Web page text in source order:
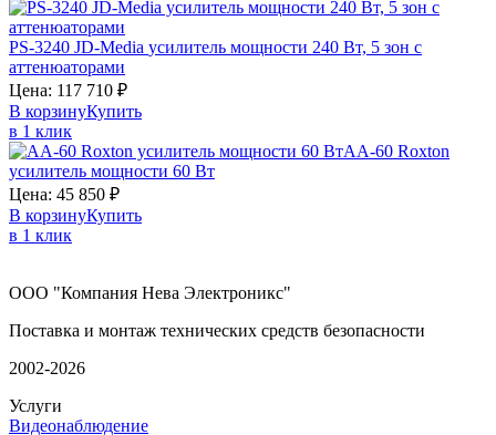
PS-3240 JD-Media усилитель мощности 240 Вт, 5 зон с
аттенюаторами
Цена: 117 710 ₽
В корзинуКупить
в 1 клик
AA-60 Roxton
усилитель мощности 60 Вт
Цена: 45 850 ₽
В корзинуКупить
в 1 клик
ООО "Компания Нева Электроникс"
Поставка и монтаж технических средств безопасности
2002-2026
Услуги
Видеонаблюдение